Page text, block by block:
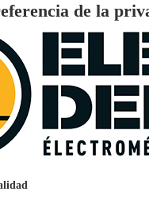
159€ 96
Pago aplazos
EcoTank EPSON ET-
de la